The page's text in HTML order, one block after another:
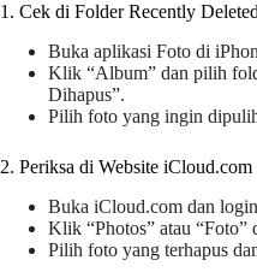
1. Cek di Folder Recently Deleted
Buka aplikasi Foto di
Klik “Album” dan pilih
Dihapus”.
Pilih foto yang ingin
2. Periksa di Website iCloud.com
Buka iCloud.com dan
Klik “Photos” atau “Foto”
Pilih foto yang terhapus